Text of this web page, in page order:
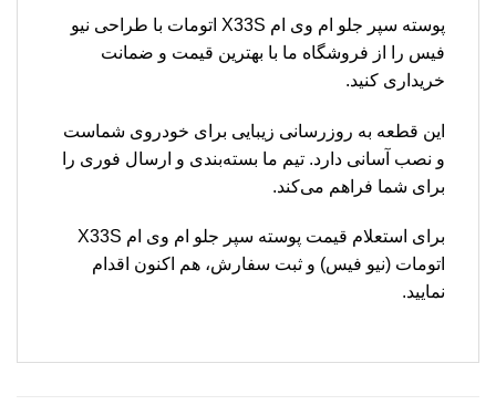
پوسته سپر جلو ام وی ام X33S اتومات با طراحی نیو
فیس را از فروشگاه ما با بهترین قیمت و ضمانت
خریداری کنید.
این قطعه به روزرسانی زیبایی برای خودروی شماست
و نصب آسانی دارد. تیم ما بسته‌بندی و ارسال فوری را
برای شما فراهم می‌کند.
برای استعلام قیمت پوسته سپر جلو ام وی ام X33S
اتومات (نیو فیس) و ثبت سفارش، هم اکنون اقدام
نمایید.